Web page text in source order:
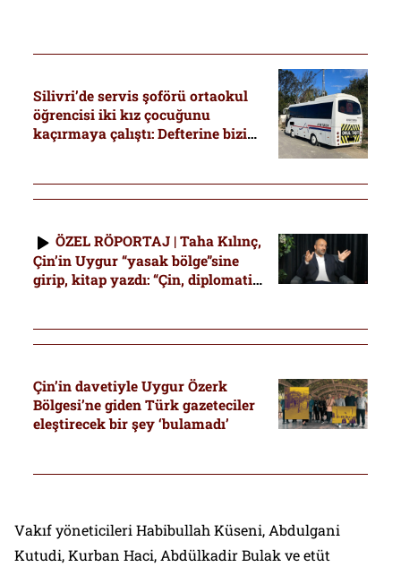
Silivri’de servis şoförü ortaokul
öğrencisi iki kız çocuğunu
kaçırmaya çalıştı: Defterine bizi
ÖZEL RÖPORTAJ | Taha Kılınç,
Çin’in Uygur “yasak bölge”sine
girip, kitap yazdı: “Çin, diplomatik
Çin’in davetiyle Uygur Özerk
Bölgesi’ne giden Türk gazeteciler
eleştirecek bir şey ‘bulamadı’
Vakıf yöneticileri Habibullah Küseni, Abdulgani
Kutudi, Kurban Haci, Abdülkadir Bulak ve etüt